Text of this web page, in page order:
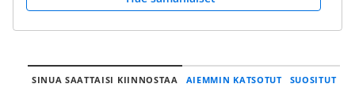
SINUA SAATTAISI KIINNOSTAA AIEMMIN KATSOTUT SUOSITUT